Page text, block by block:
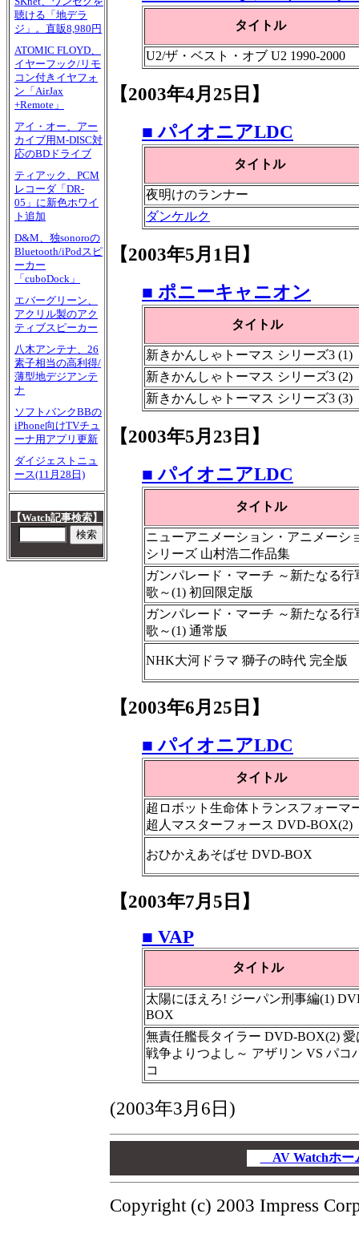
聴ける「地デラ
ジ」。直販8,980円
ATOMIC FLOYD、
イヤーフック/リモ
コン付きイヤフォ
ン「AirJax
+Remote」
アイ・オー、アー
カイブ用M-DISC対
応のBDドライブ
ティアック、PCM
レコーダ「DR-
05」に新色ホワイ
ト追加
D&M、独sonoroの
Bluetooth/iPodスピ
ーカー
「cuboDock」
エバーグリーン、
アクリル製のアク
ティブスピーカー
八木アンテナ、26
素子相当の高利得/
薄型地デジアンテ
ナ
ソフトバンクBBの
iPhone向けTVチュ
ーナ用アプリ更新
ダイジェストニュ
ース(11月28日)
【Watch記事検索】
タイトル
U2/ザ・ベスト・オブ U2 1990-2000
【2003年4月25日】
■ パイオニアLDC
タイトル
夜明けのランナー
ダンケルク
【2003年5月1日】
■ ポニーキャニオン
タイトル
新きかんしゃトーマス シリーズ3 (1)
新きかんしゃトーマス シリーズ3 (2)
新きかんしゃトーマス シリーズ3 (3)
【2003年5月23日】
■ パイオニアLDC
タイトル
ニューアニメーション・アニメーシ
シリーズ 山村浩二作品集
ガンパレード・マーチ ～新たなる行
歌～(1) 初回限定版
ガンパレード・マーチ ～新たなる行
歌～(1) 通常版
NHK大河ドラマ 獅子の時代 完全版
【2003年6月25日】
■ パイオニアLDC
タイトル
超ロボット生命体トランスフォーマ
超人マスターフォース DVD-BOX(2)
おひかえあそばせ DVD-BOX
【2003年7月5日】
■ VAP
タイトル
太陽にほえろ! ジーパン刑事編(1)
BOX
無責任艦長タイラー DVD-BOX(2) 愛
戦争よりつよし～ アザリン VS パコ
コ
(2003年3月6日)
AV Watchホ
Copyright (c) 2003 Impress